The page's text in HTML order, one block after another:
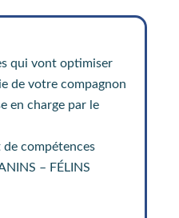
qui vont optimiser
de votre compagnon
en charge par le
compétences
– FÉLINS